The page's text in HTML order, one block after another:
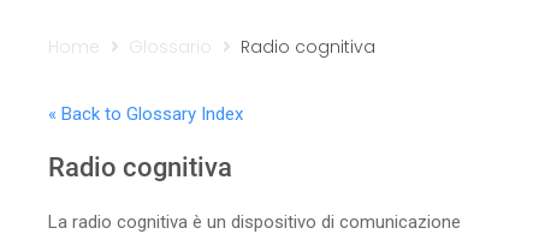
Proxmox VE
Mail
Academy
Sicurezza
Home Glossario Radio cognitiva
« Back to Glossary Index
Radio cognitiva
La radio cognitiva è un dispositivo di comunicazione